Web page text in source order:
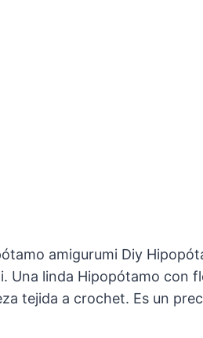
amigurumi Diy
Una linda Hipopótamo con
tejida a crochet. Es un